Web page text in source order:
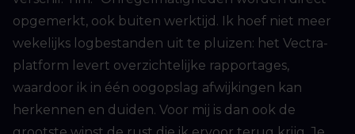
opgemerkt, ook buiten werktijd. Ik hoef niet meer
wekelijks logbestanden uit te pluizen: het Vectra-
platform levert overzichtelijke rapportages,
waardoor ik in één oogopslag afwijkingen kan
herkennen en duiden. Voor mij is dan ook de